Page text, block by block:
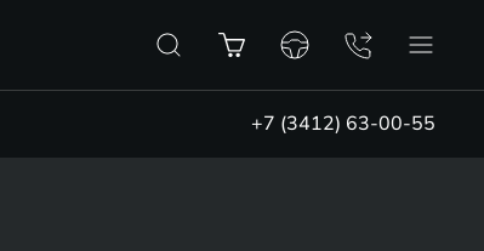
+7 (3412) 63-00-55